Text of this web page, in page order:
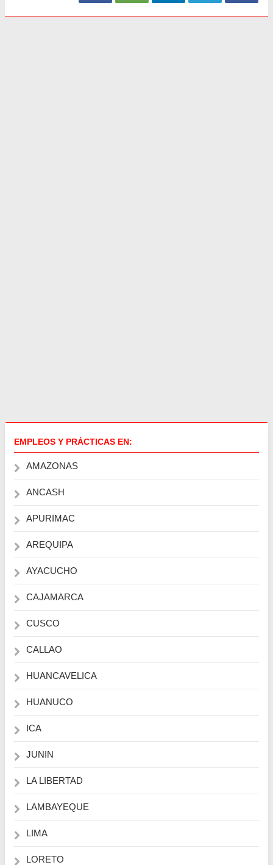
EMPLEOS Y PRÁCTICAS EN:
AMAZONAS
ANCASH
APURIMAC
AREQUIPA
AYACUCHO
CAJAMARCA
CUSCO
CALLAO
HUANCAVELICA
HUANUCO
ICA
JUNIN
LA LIBERTAD
LAMBAYEQUE
LIMA
LORETO